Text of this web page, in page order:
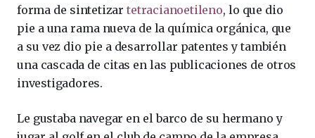
forma de sintetizartetracianoetileno, lo que dio
pie a una rama nueva de la química orgánica, que
a su vez dio pie a desarrollar patentes y también
una cascada de citas en las publicaciones de otros
investigadores.
Le gustaba navegar en el barco de su hermano y